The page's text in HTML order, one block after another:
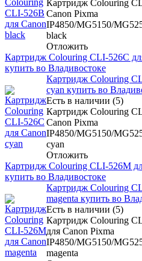
Картридж Colouring
Canon Pixma
IP4850/MG5150/
black
Отложить
Картридж Colouring CLI-526C
купить во Владивостоке
Картридж Colouring
cyan купить во
Есть в наличии (5)
Картридж Colouring
Canon Pixma
IP4850/MG5150/
cyan
Отложить
Картридж Colouring CLI-526M
купить во Владивостоке
Картридж Colouring
magenta купить во
Есть в наличии (5)
Картридж Colouring
для Canon Pixma
IP4850/MG5150/
magenta